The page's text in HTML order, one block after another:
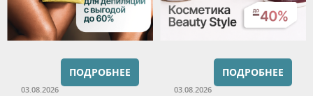
03.08.2026
ПОДРОБНЕЕ
03.08.2026
ПОДРОБНЕЕ